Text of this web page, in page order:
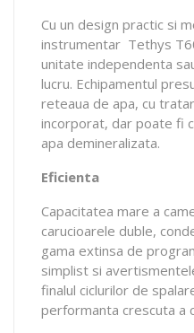
Cu un design practic si
instrumentar Tethys
unitate independenta
lucru. Echipamentul
reteaua de apa, cu
incorporat, dar poate fi
apa demineralizata.
Eficienta
Capacitatea mare a
carucioarele duble,
gama extinsa de
simplist si
finalul ciclurilor de
performanta crescuta a